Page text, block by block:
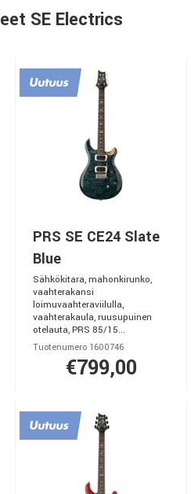
SE Electrics
PRS SE CE24 Slate
Blue
Sähkökitara, mahonkirunko,
vaahterakansi
loimuvaahteraviilulla,
vaahterakaula, ruusupuinen
otelauta, PRS 85/15...
Tuotenumero 1600746
€799,00